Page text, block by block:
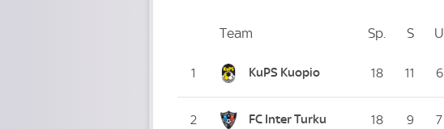
PlatzTeam Sp. Spiele
SSiege
U
1 KuPS Kuopio 18 11 6
2 FC Inter Turku 18 9 7